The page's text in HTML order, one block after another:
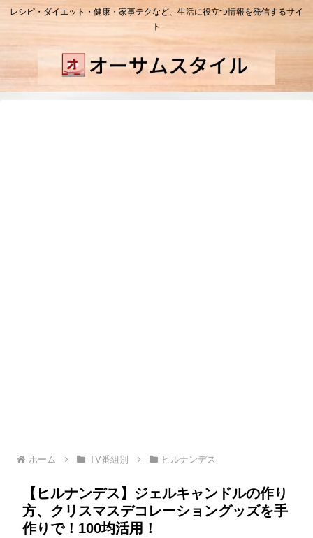
レシピ・ダイエット・健康・家事テクなど、生活に役立つ情報を発信するサイ
ト
ホーム TV番組別 ヒルナンデス
【ヒルナンデス】ジェルキャンドルの作り
方、クリスマスデコレーショングッズを手
作りで！100均活用！